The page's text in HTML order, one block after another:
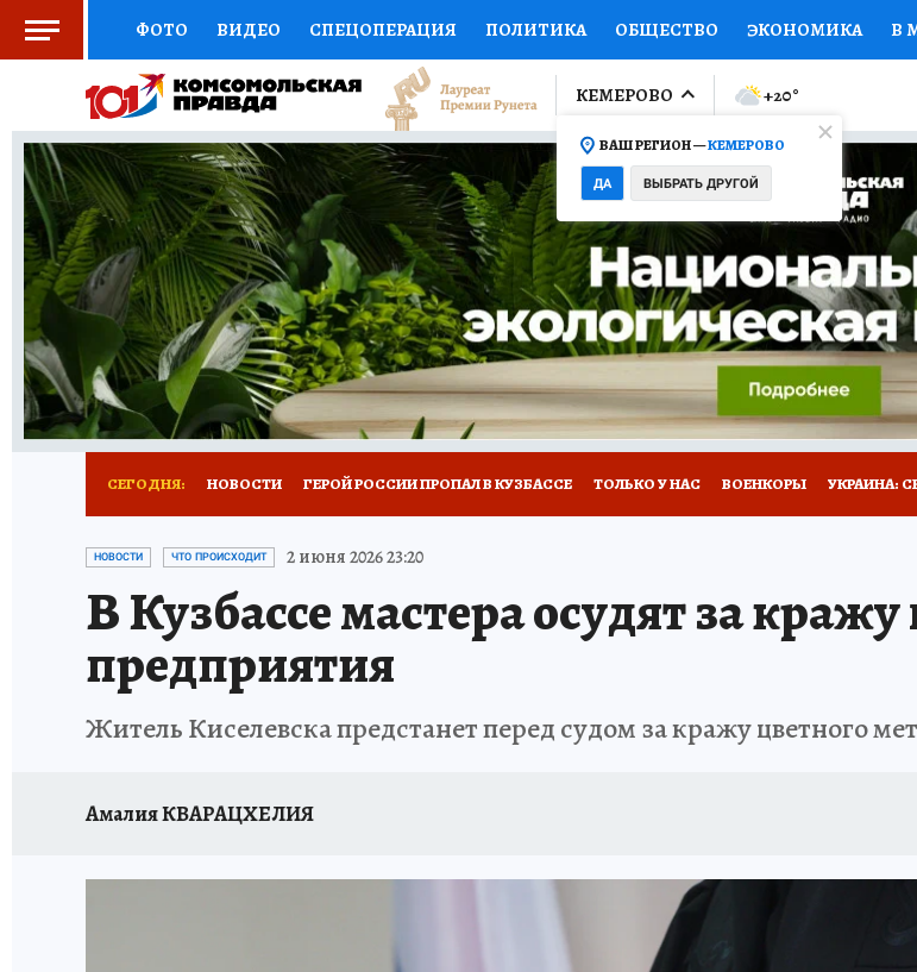
ФОТО ВИДЕО СПЕЦОПЕРАЦИЯ ПОЛИТИКА ОБЩЕСТВО ЭКОНОМИКА В
СОЦПОДДЕРЖКА НАУКА СПОРТ КОЛУМНИСТЫ ПРОИСШЕСТВИЯ
ВЫБОР ЭКСПЕРТОВ ДОКТОР ФИНАНСЫ ОТКРЫВАЕМ МИР Я ЗНАЮ СЕМЬЯ
КНИЖНАЯ ПОЛКА ПРОГНОЗЫ НА СПОРТ ПРОМОКОДЫ СЕРИАЛЫ
ПРЕСС-ЦЕНТР НЕДВИЖИМОСТЬ ТЕЛЕВИЗОР КОНКУРСЫ РАБОТА У НАС
РЕКЛАМА ТЕСТЫ НОВОЕ НА САЙТЕ
КЕМЕРОВО
ВАШ РЕГИОН —КЕМЕРОВО
ДА ВЫБРАТЬ ДРУГОЙ
+20°
СЕГОДНЯ: НОВОСТИ ГЕРОЙ РОССИИ ПРОПАЛ В КУЗБАССЕ ТОЛЬКО У НАС ВОЕНКОРЫ УКРАИНА:
ЗАПОВЕДНАЯ РОССИЯ ПРОИСШЕСТВИЯ
НОВОСТИ ЧТО ПРОИСХОДИТ 2 июня 2026 23:20
В Кузбассе мастера осудят за
предприятия
Житель Киселевска предстанет перед судом за кражу цветного
Амалия КВАРАЦХЕЛИЯ